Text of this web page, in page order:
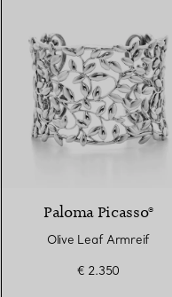
Paloma Picasso®
Olive Leaf Armreif
€ 2.350